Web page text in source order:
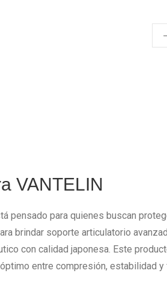
VANTELIN
pensado para quienes buscan
brindar soporte articulatorio
con calidad japonesa. Este
entre compresión, estabilidad